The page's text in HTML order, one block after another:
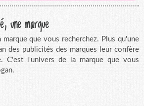
une marque
que vous recherchez. Plus qu'une
des publicités des marques leur confère
C'est l'univers de la marque que vous